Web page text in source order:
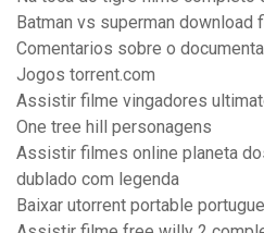
Batman vs superman download
Comentarios sobre o
Jogos torrent.com
Assistir filme vingadores
One tree hill personagens
Assistir filmes online planeta
dublado com legenda
Baixar utorrent portable